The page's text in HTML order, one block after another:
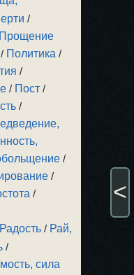
/
/ Политика /
/
/ Пост /
/
/
/
/
Радость / Рай,
/
сила
<